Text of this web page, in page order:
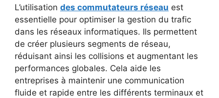
L’utilisation des commutateurs réseau est
essentielle pour optimiser la gestion du trafic
dans les réseaux informatiques. Ils permettent
de créer plusieurs segments de réseau,
réduisant ainsi les collisions et augmentant les
performances globales. Cela aide les
entreprises à maintenir une communication
fluide et rapide entre les différents terminaux et